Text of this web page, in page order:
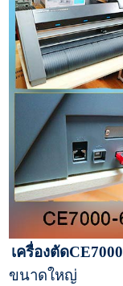
เครื่องตัดCE7000
ขนาดใหญ่